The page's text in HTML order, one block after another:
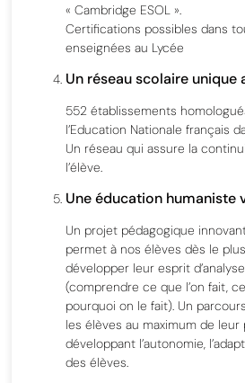
« Cambridge ESOL ».
Certifications possibles dans
enseignées au Lycée
Un réseau scolaire unique
552 établissements
l’Education Nationale français
Un réseau qui assure la
l’élève.
Une éducation humaniste
Un projet pédagogique
permet à nos élèves dès le
développer leur esprit
(comprendre ce que l’on fait,
pourquoi on le fait). Un
les élèves au maximum de
développant l’autonomie,
des élèves.